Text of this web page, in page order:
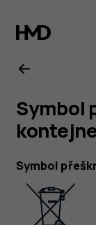
k
Symbol
Symbol